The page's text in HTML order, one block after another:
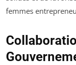
femmes